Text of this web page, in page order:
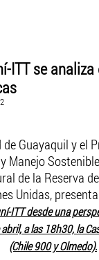
ITT se analiza
de Guayaquil y el
Manejo
de la Reserva
Unidas,
ITT desde una
a las 18h30, la
(Chile 900 y Olmedo).
CATEGORÍAS